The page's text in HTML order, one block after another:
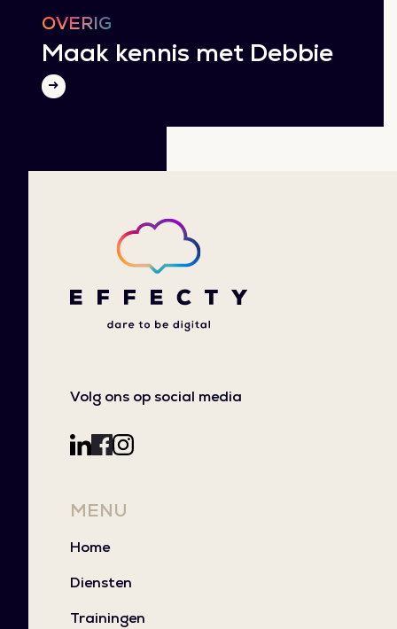
OVERIG
Maak kennis met Debbie
Volg ons op social media
MENU
Home
Diensten
Trainingen